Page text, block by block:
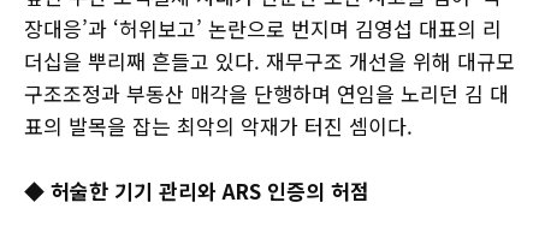
장대응’과 ‘허위보고’ 논란으로 번지며 김영섭 대표의 리
더십을 뿌리째 흔들고 있다. 재무구조 개선을 위해 대규모
구조조정과 부동산 매각을 단행하며 연임을 노리던 김 대
표의 발목을 잡는 최악의 악재가 터진 셈이다.
◆ 허술한 기기 관리와 ARS 인증의 허점